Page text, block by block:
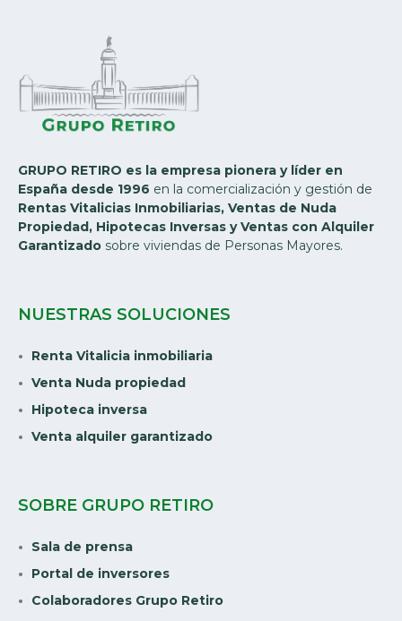
GRUPO RETIRO es la empresa pionera y líder en
España desde 1996 en la comercialización y gestión de
Rentas Vitalicias Inmobiliarias, Ventas de Nuda
Propiedad, Hipotecas Inversas y Ventas con Alquiler
Garantizado sobre viviendas de Personas Mayores.
NUESTRAS SOLUCIONES
Renta Vitalicia inmobiliaria
Venta Nuda propiedad
Hipoteca inversa
Venta alquiler garantizado
SOBRE GRUPO RETIRO
Sala de prensa
Portal de inversores
Colaboradores Grupo Retiro